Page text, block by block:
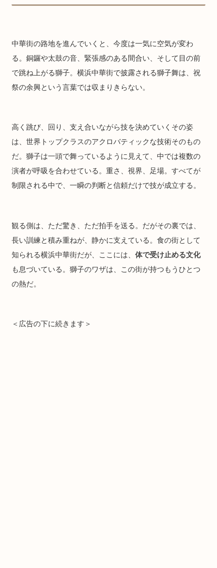
中華街の路地を進んでいくと、今度は一気に空気が変わ
る。銅鑼や太鼓の音、緊張感のある間合い、そして目の前
で跳ね上がる獅子。横浜中華街で披露される獅子舞は、祝
祭の余興という言葉では収まりきらない。
高く跳び、回り、支え合いながら技を決めていくその姿
は、世界トップクラスのアクロバティックな技術そのもの
だ。獅子は一頭で舞っているように見えて、中では複数の
演者が呼吸を合わせている。重さ、視界、足場。すべてが
制限される中で、一瞬の判断と信頼だけで技が成立する。
観る側は、ただ驚き、ただ拍手を送る。だがその裏では、
長い訓練と積み重ねが、静かに支えている。食の街として
知られる横浜中華街だが、ここには、 体で受け止める文化
も息づいている。獅子のワザは、この街が持つもうひとつ
の熱だ。
＜広告の下に続きます＞